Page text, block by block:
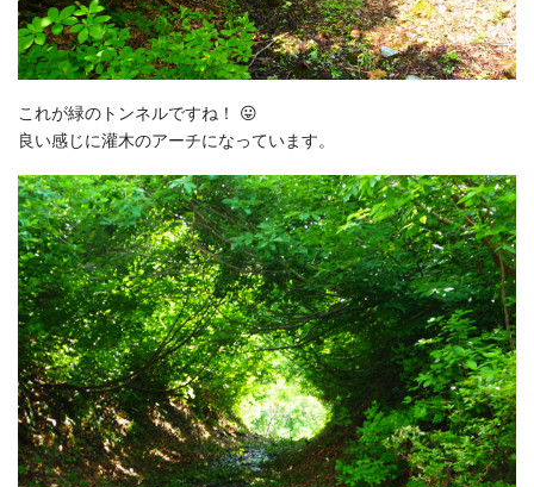
これが緑のトンネルですね！ 😛
良い感じに灌木のアーチになっています。